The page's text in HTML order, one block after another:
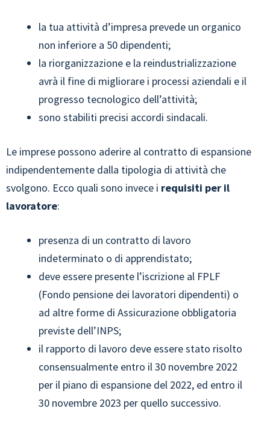
la tua attività d’impresa prevede un organico
non inferiore a 50 dipendenti;
la riorganizzazione e la reindustrializzazione
avrà il fine di migliorare i processi aziendali e il
progresso tecnologico dell’attività;
sono stabiliti precisi accordi sindacali.
Le imprese possono aderire al contratto di espansione
indipendentemente dalla tipologia di attività che
svolgono. Ecco quali sono invece i requisiti per il
lavoratore:
presenza di un contratto di lavoro
indeterminato o di apprendistato;
deve essere presente l’iscrizione al FPLF
(Fondo pensione dei lavoratori dipendenti) o
ad altre forme di Assicurazione obbligatoria
previste dell’INPS;
il rapporto di lavoro deve essere stato risolto
consensualmente entro il 30 novembre 2022
per il piano di espansione del 2022, ed entro il
30 novembre 2023 per quello successivo.